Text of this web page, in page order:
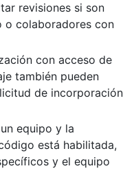
revisiones si son
o colaboradores con
con acceso de
también pueden
de incorporación
equipo y la
está habilitada,
y el equipo